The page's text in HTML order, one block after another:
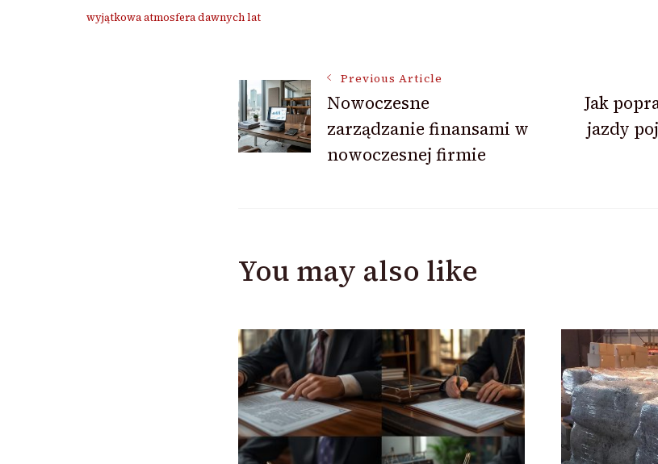
wyjątkowa atmosfera dawnych lat
Post
Navigation
Previous Article
Nowoczesne
zarządzanie finansami w
nowoczesnej firmie
Jak
jazdy
You may also like